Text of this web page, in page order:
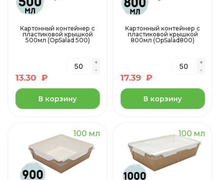
Картонный контейнер с
пластиковой крышкой
500мл (OpSalad 500)
13.30 ₽
В корзину
Картонный контейнер с
пластиковой крышкой
800мл (OpSalad800)
17.39 ₽
В корзину
100 мл 100 мл